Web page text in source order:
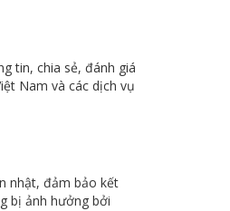
tin, chia sẻ, đánh giá
Nam và các dịch vụ
nhật, đảm bảo kết
bị ảnh hưởng bởi